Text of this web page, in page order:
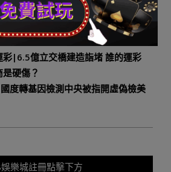
彩|6.5億立交橋建造詣堵 誰的運彩
硬傷？
度轉基因檢測中央被指開虛偽檢美
樂城註冊點擊下方